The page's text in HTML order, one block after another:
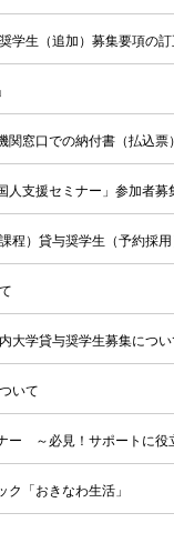
学生（追加）募集要項の
関窓口での納付書（払込
人支援セミナー」参加者募
程）貸与奨学生（予約採
大学貸与奨学生募集につ
いて
ー ～必見！サポートに役
「おきなわ生活」